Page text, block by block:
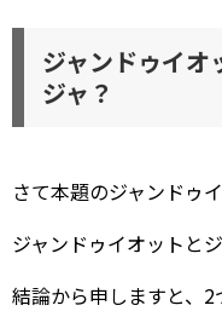
ジャンドゥイオ
ジャ？
さて本題のジャンドゥ
ジャンドゥイオットと
結論から申しますと、2